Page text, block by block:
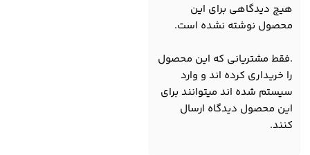
هیچ دیدگاهی برای این
محصول نوشته نشده است.
.فقط مشتریانی که این محصول
را خریداری کرده اند و وارد
سیستم شده اند میتوانند برای
این محصول دیدگاه ارسال
کنند.